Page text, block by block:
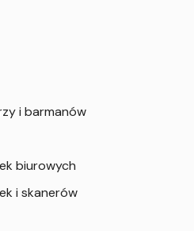
i barmanów
biurowych
i skanerów